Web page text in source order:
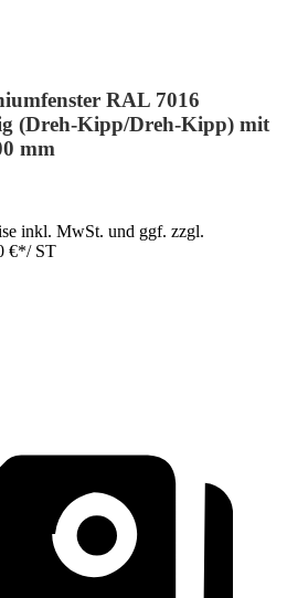
RAL 7016
(Dreh-Kipp/Dreh-Kipp) mit
mm
inkl. MwSt. und ggf. zzgl.
€*/ ST